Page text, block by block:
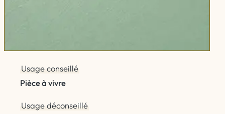
Usage conseillé
Pièce à vivre
Usage déconseillé